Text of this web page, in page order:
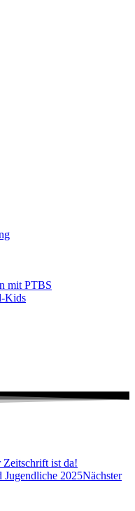
mit PTBS
Kids
Zeitschrift ist da!
2025Nächster